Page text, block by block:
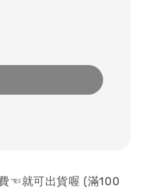
☜就可出貨喔 (滿100